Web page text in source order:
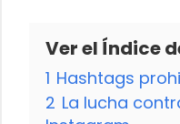
Ver el Índice
1 Hashtags
2 La lucha